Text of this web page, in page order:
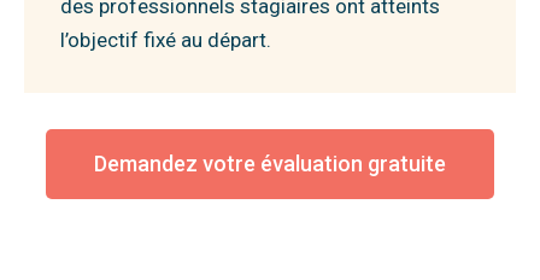
des professionnels stagiaires ont atteints
l’objectif fixé au départ.
Demandez votre évaluation gratuite